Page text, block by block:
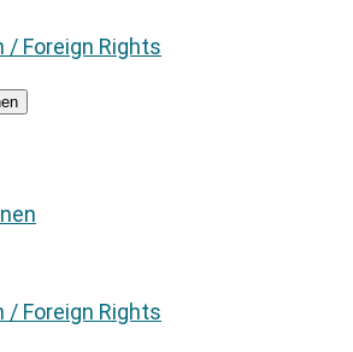
/ Foreign Rights
/ Foreign Rights